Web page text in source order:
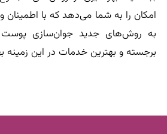
امکان را به شما می‌دهد که با اطمینان
به روش‌های جدید جوان‌سازی پوست
برجسته و بهترین خدمات در این زمینه